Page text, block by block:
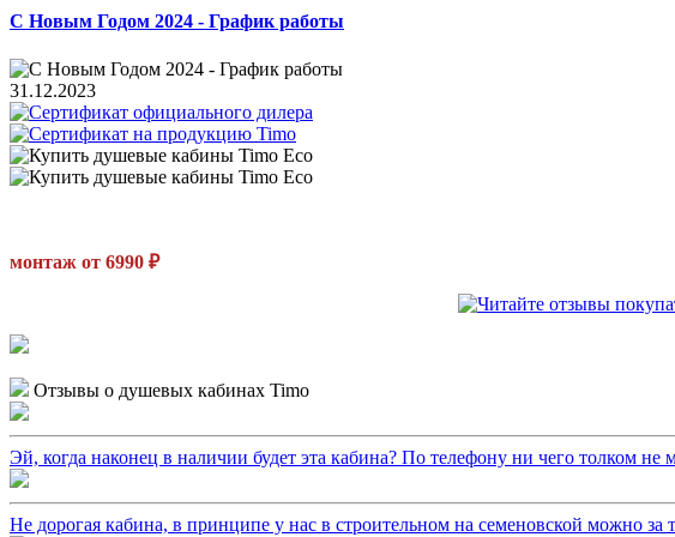
С Новым Годом 2024 - График работы
31.12.2023
монтаж от 6990 ₽
Отзывы о душевых кабинах Timo
Эй, когда наконец в наличии будет эта кабина? По телефону ни чего толком не
Не дорогая кабина, в принципе у нас в строительном на семеновской можно